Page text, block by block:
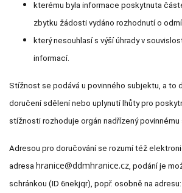
kterému byla informace poskytnuta
zbytku žádosti vydáno rozhodnutí o
který nesouhlasí s výší úhrady v
informací.
Stížnost se podává u povinného subjektu, a to
doručení sdělení nebo uplynutí lhůty pro
stížnosti rozhoduje orgán nadřízený povinnému
Adresou pro doručování se rozumí též
adresa hranice@ddmhranice.cz, podání je
schránkou (ID 6nekjqr), popř. osobně na